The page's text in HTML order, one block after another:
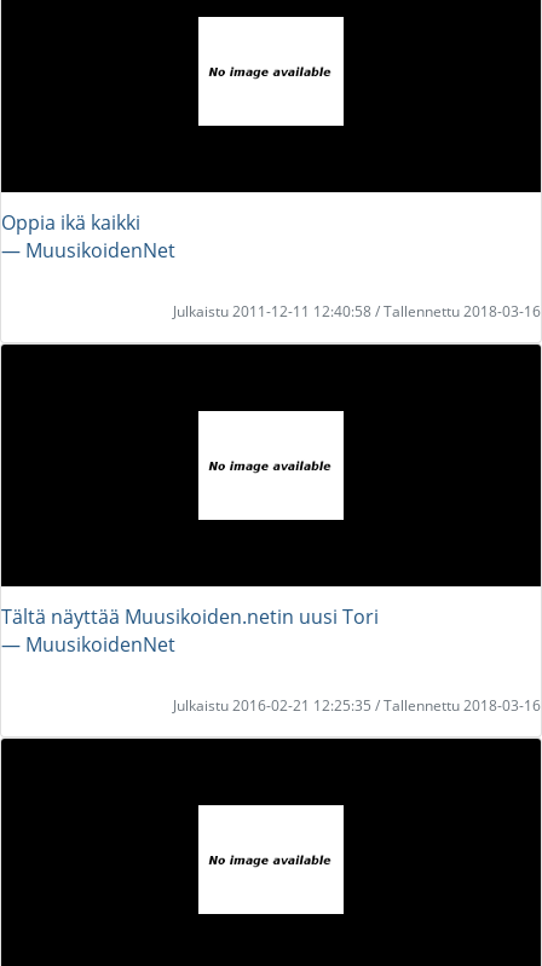
Oppia ikä kaikki
― MuusikoidenNet
Julkaistu 2011-12-11 12:40:58 / Tallennettu 2018-03-16
Tältä näyttää Muusikoiden.netin uusi Tori
― MuusikoidenNet
Julkaistu 2016-02-21 12:25:35 / Tallennettu 2018-03-16